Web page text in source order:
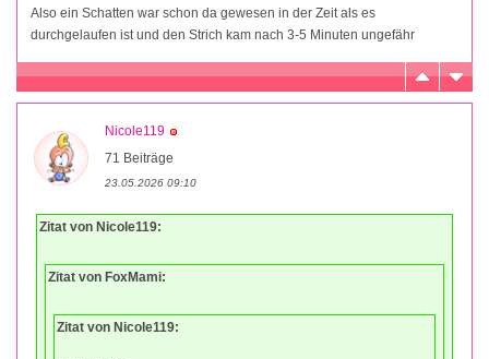
Also ein Schatten war schon da gewesen in der Zeit als es
durchgelaufen ist und den Strich kam nach 3-5 Minuten ungefähr
Nicole119
71 Beiträge
23.05.2026 09:10
Zitat von Nicole119:
Zitat von FoxMami:
Zitat von Nicole119: